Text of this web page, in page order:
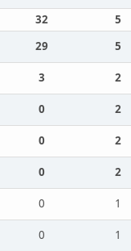
32
5
29
5
3
2
0
2
0
2
0
2
0
1
0
1